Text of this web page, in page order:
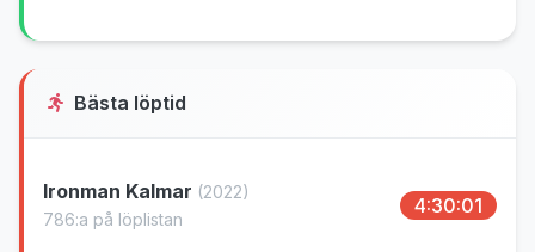
Bästa löptid
Ironman Kalmar (2022)
786:a på löplistan
4:30:01